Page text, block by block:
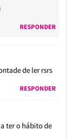
RESPONDER
de ler rsrs
RESPONDER
ter o hábito de